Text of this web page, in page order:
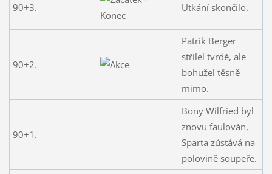
90+3. Utkání skončilo.
90+2.
Patrik Berger
střílel tvrdě, ale
bohužel těsně
mimo.
90+1.
Bony Wilfried byl
znovu faulován,
Sparta zůstává na
polovině soupeře.